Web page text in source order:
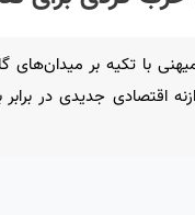
با تکیه بر میدان‌های
اقتصادی جدیدی در